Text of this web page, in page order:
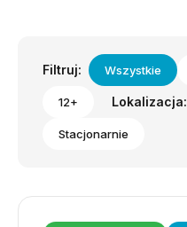
Filtruj: Wszystkie
12+ Lokalizacja:
Stacjonarnie